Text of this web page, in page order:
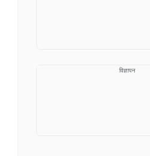
विज्ञापन